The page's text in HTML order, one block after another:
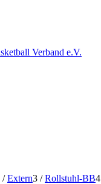
/ Extern3 / Rollstuhl-BB4